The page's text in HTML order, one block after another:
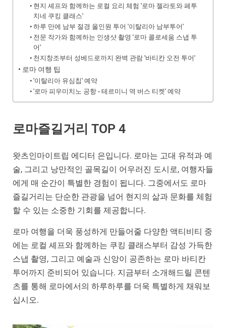
현지 셰프와 함께하는 로컬 요리 체험 '로마 젤라토와 페투
치네 쿠킹 클래스'
하루 만에 남부 절경 올인원 투어 '이탈리아 남부투어'
전문 작가와 함께하는 인생샷 촬영 '로마 콜로세움 스냅 투
어'
천지창조부터 성베드로까지 완벽 관람 '바티칸 오전 투어'
로마 여행 팁
'이탈리아 유심칩' 예약
'로마 피우미치노 공항 - 테르미니 역 버스 티켓' 예약
로마즐길거리 TOP 4
왓츠인마이트립 에디터 은입니다. 로마는 고대 유적과 예
술, 그리고 낭만적인 골목길이 어우러진 도시로, 여행자들
에게 매 순간이 특별한 경험이 됩니다. 그중에서도 로마
즐길거리는 단순한 관광을 넘어 현지의 삶과 문화를 체험
할 수 있는 소중한 기회를 제공합니다.
로마 여행을 더욱 풍성하게 만들어줄 다양한 액티비티 중
에는 로컬 셰프와 함께하는 쿠킹 클래스부터 감성 가득한
스냅 촬영, 그리고 예술과 신앙이 공존하는 로마 바티칸
투어까지 준비되어 있습니다. 지금부터 소개해드릴 콘텐
츠를 통해 로마에서의 하루하루를 더욱 특별하게 채워보
십시오.